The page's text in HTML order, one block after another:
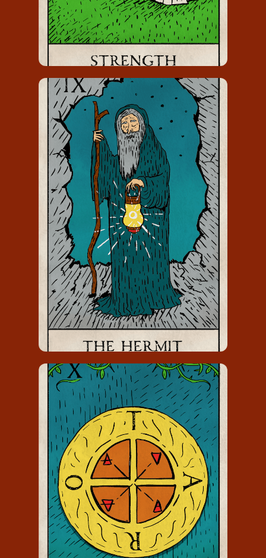
DE HEREMIET
De Heremiet draagt het nummer 9 en
staat voor geluk in jezelf.
RAD VAN FORTUIN
Het Rad van Fortuin draagt het
nummer 10 en staat voor
onzekerheid en potentiële
mogelijkheden.